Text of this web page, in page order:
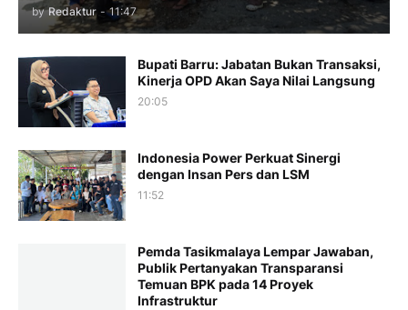
by Redaktur - 11:47
Bupati Barru: Jabatan Bukan Transaksi,
Kinerja OPD Akan Saya Nilai Langsung
20:05
Indonesia Power Perkuat Sinergi
dengan Insan Pers dan LSM
11:52
Pemda Tasikmalaya Lempar Jawaban,
Publik Pertanyakan Transparansi
Temuan BPK pada 14 Proyek
Infrastruktur